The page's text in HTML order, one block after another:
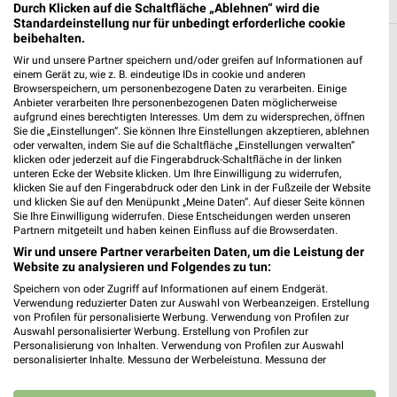
Baumärkte Filialen in der Umgebung
3 Filialen
BAUHAUS Lörrach-Haagen
Industriestr 1
79541 Lörrach-Haagen
Heute 07:00 - 20:00 Uhr | Geschlossen
5,47 km • Angebote: 1 Prospekt
toom Baumarkt Schopfheim
Hohe-Flum-Straße 60
79650 Schopfheim
Heute 07:00 - 20:00 Uhr | Geschlossen
Durch Klicken auf die Schaltfläche „Ablehnen“ wird die
Standardeinstellung nur für unbedingt erforderliche cookie
beibehalten.
Wir und unsere Partner speichern und/oder greifen auf Informationen auf
einem Gerät zu, wie z. B. eindeutige IDs in cookie und anderen
Browserspeichern, um personenbezogene Daten zu verarbeiten. Einige
Anbieter verarbeiten Ihre personenbezogenen Daten möglicherweise
aufgrund eines berechtigten Interesses. Um dem zu widersprechen, öffnen
Sie die „Einstellungen“. Sie können Ihre Einstellungen akzeptieren, ablehnen
oder verwalten, indem Sie auf die Schaltfläche „Einstellungen verwalten“
klicken oder jederzeit auf die Fingerabdruck-Schaltfläche in der linken
unteren Ecke der Website klicken. Um Ihre Einwilligung zu widerrufen,
klicken Sie auf den Fingerabdruck oder den Link in der Fußzeile der Website
und klicken Sie auf den Menüpunkt „Meine Daten“. Auf dieser Seite können
Sie Ihre Einwilligung widerrufen. Diese Entscheidungen werden unseren
Partnern mitgeteilt und haben keinen Einfluss auf die Browserdaten.
Wir und unsere Partner verarbeiten Daten, um die Leistung der
Website zu analysieren und Folgendes zu tun:
Speichern von oder Zugriff auf Informationen auf einem Endgerät.
Verwendung reduzierter Daten zur Auswahl von Werbeanzeigen. Erstellung
von Profilen für personalisierte Werbung. Verwendung von Profilen zur
Auswahl personalisierter Werbung. Erstellung von Profilen zur
Personalisierung von Inhalten. Verwendung von Profilen zur Auswahl
personalisierter Inhalte. Messung der Werbeleistung. Messung der
Kombinationen von Daten aus verschiedenen Quellen. Entwicklung und